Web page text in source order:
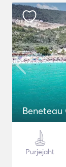
Beneteau
Purjejaht